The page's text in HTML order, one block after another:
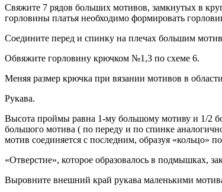
Свяжите 7 рядов больших мотивов, замкнутых в
горловины платья необходимо формировать
Соедините перед и спинку на плечах большим
Обвяжите горловину крючком №1,3 по схеме 6.
Меняя размер крючка при вязании мотивов в
Рукава.
Высота проймы равна 1-му большому мотиву и 1/2
большого мотива ( по переду и по спинке
мотив соединяется с последним, образуя «кольцо»
«Отверстие», которое образовалось в подмышках,
Выровните внешний край рукава маленькими